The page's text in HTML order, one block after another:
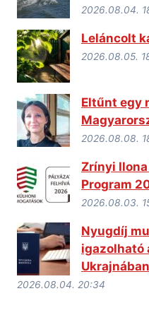
2026.08.04.
Leláncolt
2026.08.05.
Eltűnt egy
2026.08.08.
Zrínyi
Program
2026.08.03.
Nyugdíj
igazolható
Ukrajnában
2026.08.04. 20:34